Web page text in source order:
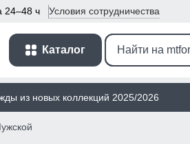
24–48 ч Условия сотрудничества
Каталог
из новых коллекций 2025/2026